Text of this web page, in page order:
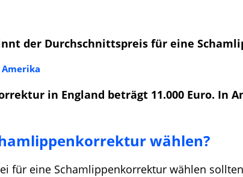
der Durchschnittspreis für eine
in England beträgt 11.000 Euro. In
wählen?
für eine Schamlippenkorrektur wählen